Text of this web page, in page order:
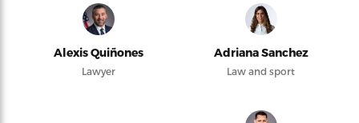
Alexis Quiñones
Lawyer
Adriana Sanchez
Law and sport